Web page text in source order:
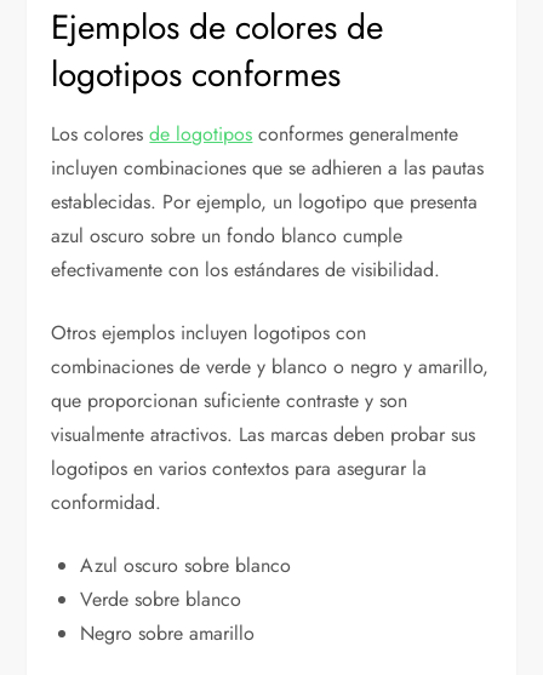
Ejemplos de colores de
logotipos conformes
Los coloresde logotipos conformes generalmente
incluyen combinaciones que se adhieren a las pautas
establecidas. Por ejemplo, un logotipo que presenta
azul oscuro sobre un fondo blanco cumple
efectivamente con los estándares de visibilidad.
Otros ejemplos incluyen logotipos con
combinaciones de verde y blanco o negro y amarillo,
que proporcionan suficiente contraste y son
visualmente atractivos. Las marcas deben probar sus
logotipos en varios contextos para asegurar la
conformidad.
Azul oscuro sobre blanco
Verde sobre blanco
Negro sobre amarillo